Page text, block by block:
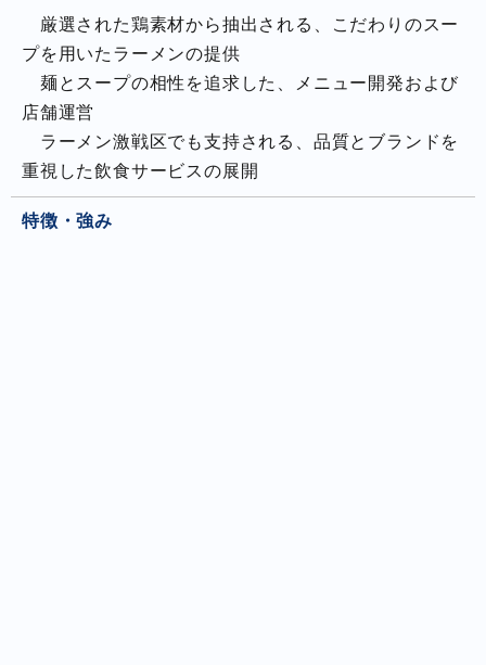
厳選された鶏素材から抽出される、こだわりのスー
プを用いたラーメンの提供
麺とスープの相性を追求した、メニュー開発および
店舗運営
ラーメン激戦区でも支持される、品質とブランドを
重視した飲食サービスの展開
特徴・強み